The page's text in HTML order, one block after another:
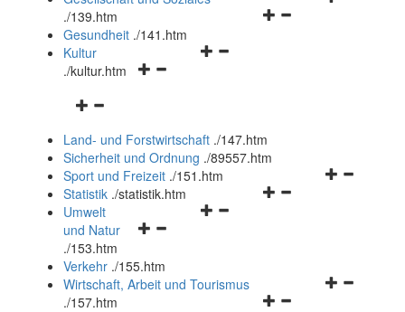
Navigationsmenü
./139.htm
Navigationsmenü
Gesundheit ./141.htm
Navigationsmenü
Kultur
./kultur.htm
Navigationsmenü
und
schließen
Land- und Forstwirtschaft ./147.htm
Sicherheit und Ordnung ./89557.htm
Navigationsmenü
Sport und Freizeit ./151.htm
Navigationsmenü
Statistik ./statistik.htm
Navigationsmenü
und
schließen
Umwelt
und Natur
./153.htm
Verkehr ./155.htm
Navigationsmenü
Wirtschaft, Arbeit und Tourismus
./157.htm